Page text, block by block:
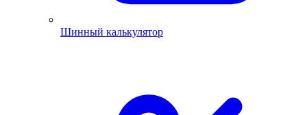
Шинный калькулятор